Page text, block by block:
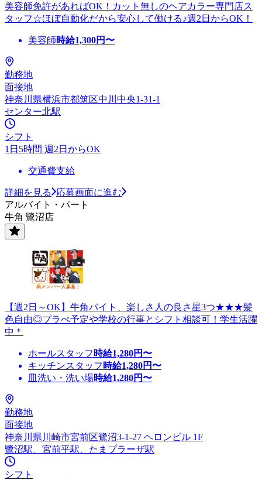
美容師免許があればOK！カット無しのヘアカラー専門店ス
タッフ☆ほぼ自動化だから安心して働ける♪週2日からOK！
美容師時給1,300円〜
勤務地
面接地
神奈川県横浜市都筑区中川中央1-31-1
センター北駅
シフト
1日5時間 週2日からOK
交通費支給
詳細を見る
応募画面に進む
アルバイト・パート
牛角 鷺沼店
【週2日～OK】牛角バイト、楽しさ人の良さ星3つ★★★髪
色自由◎プラぺ予定や学校の行事とシフト相談可！学生活躍
中＊
ホールスタッフ 時給1,280円〜
キッチンスタッフ 時給1,280円〜
皿洗い・洗い場時給1,280円〜
勤務地
面接地
神奈川県川崎市宮前区鷺沼3-1-27 ヘロンビル 1F
鷺沼駅、宮前平駅、たまプラーザ駅
シフト